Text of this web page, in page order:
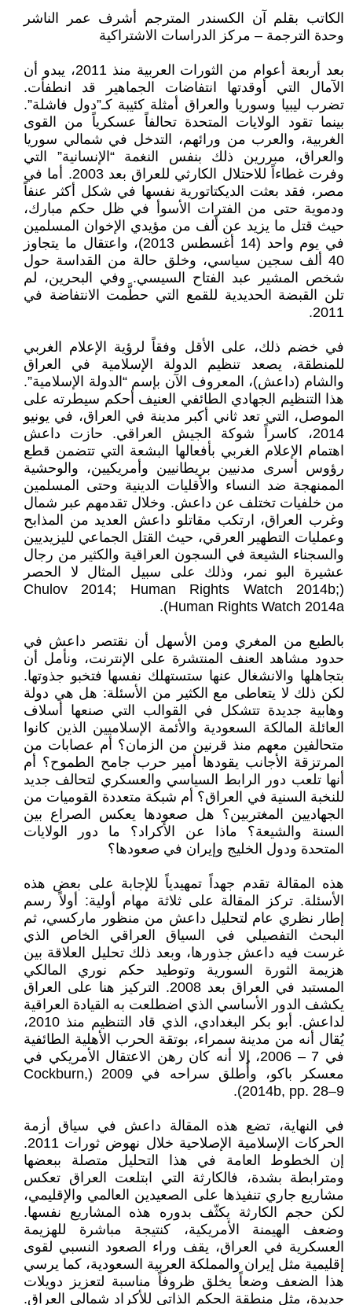
الكاتب بقلم آن الكسندر المترجم أشرف عمر الناشر
وحدة الترجمة – مركز الدراسات الاشتراكية
بعد أربعة أعوام من الثورات العربية منذ 2011، يبدو أن
الآمال التي أوقدتها انتفاضات الجماهير قد انطفأت.
تضرب ليبيا وسوريا والعراق أمثلة كئيبة كـ”دول فاشلة”.
بينما تقود الولايات المتحدة تحالفاً عسكرياً من القوى
الغربية، والعرب من ورائهم، التدخل في شمالي سوريا
والعراق، مبررين ذلك بنفس النغمة “الإنسانية” التي
وفرت غطاءاً للاحتلال الكارثي للعراق بعد 2003. أما في
مصر، فقد بعثت الديكتاتورية نفسها في شكل أكثر عنفاً
ودموية حتى من الفترات الأسوأ في ظل حكم مبارك،
حيث قتل ما يزيد عن ألف من مؤيدي الإخوان المسلمين
في يوم واحد (14 أغسطس 2013)، واعتقال ما يتجاوز
40 ألف سجين سياسي، وخلق حالة من القداسة حول
شخص المشير عبد الفتاح السيسي. وفي البحرين، لم
تلن القبضة الحديدية للقمع التي حطَّمت الانتفاضة في
2011.
في خضم ذلك، على الأقل وفقاً لرؤية الإعلام الغربي
للمنطقة، يصعد تنظيم الدولة الإسلامية في العراق
والشام (داعش)، المعروف الآن بإسم “الدولة الإسلامية”.
هذا التنظيم الجهادي الطائفي العنيف أحكم سيطرته على
الموصل، التي تعد ثاني أكبر مدينة في العراق، في يونيو
2014، كاسراً شوكة الجيش العراقي. حازت داعش
اهتمام الإعلام الغربي بأفعالها البشعة التي تتضمن قطع
رؤوس أسرى مدنيين بريطانيين وأمريكيين، والوحشية
الممنهجة ضد النساء والأقليات الدينية وحتى المسلمين
من خلفيات تختلف عن داعش. وخلال تقدمهم عبر شمال
وغرب العراق، ارتكب مقاتلو داعش العديد من المذابح
وعمليات التطهير العرقي، حيث القتل الجماعي لليزيديين
والسجناء الشيعة في السجون العراقية والكثير من رجال
عشيرة البو نمر، وذلك على سبيل المثال لا الحصر
(Chulov 2014; Human Rights Watch 2014b;
Human Rights Watch 2014a).
بالطبع من المغري ومن الأسهل أن نقتصر داعش في
حدود مشاهد العنف المنتشرة على الإنترنت، ونأمل أن
بتجاهلها والانشغال عنها ستستهلك نفسها فتخبو جذوتها.
لكن ذلك لا يتعاطى مع الكثير من الأسئلة: هل هي دولة
وهابية جديدة تتشكل في القوالب التي صنعها أسلاف
العائلة المالكة السعودية والأئمة الإسلاميين الذين كانوا
متحالفين معهم منذ قرنين من الزمان؟ أم عصابات من
المرتزقة الأجانب يقودها أمير حرب جامح الطموح؟ أم
أنها تلعب دور الرابط السياسي والعسكري لتحالف جديد
للنخبة السنية في العراق؟ أم شبكة متعددة القوميات من
الجهاديين المغتربين؟ هل صعودها يعكس الصراع بين
السنة والشيعة؟ ماذا عن الأكراد؟ ما دور الولايات
المتحدة ودول الخليج وإيران في صعودها؟
هذه المقالة تقدم جهداً تمهيدياً للإجابة على بعض هذه
الأسئلة. تركز المقالة على ثلاثة مهام أولية: أولاً رسم
إطار نظري عام لتحليل داعش من منظور ماركسي، ثم
البحث التفصيلي في السياق العراقي الخاص الذي
غرست فيه داعش جذورها، وبعد ذلك تحليل العلاقة بين
هزيمة الثورة السورية وتوطيد حكم نوري المالكي
المستبد في العراق بعد 2008. التركيز هنا على العراق
يكشف الدور الأساسي الذي اضطلعت به القيادة العراقية
لداعش. أبو بكر البغدادي، الذي قاد التنظيم منذ 2010،
يُقال أنه من مدينة سمراء، بوتقة الحرب الأهلية الطائفية
في 7 – 2006، إلا أنه كان رهن الاعتقال الأمريكي في
معسكر باكو، وأُطلق سراحه في 2009 (Cockburn,
2014b, pp. 28–9).
في النهاية، تضع هذه المقالة داعش في سياق أزمة
الحركات الإسلامية الإصلاحية خلال نهوض ثورات 2011.
إن الخطوط العامة في هذا التحليل متصلة ببعضها
ومترابطة بشدة، فالكارثة التي ابتلعت العراق تعكس
مشاريع جاري تنفيذها على الصعيدين العالمي والإقليمي،
لكن حجم الكارثة يكثّف بدوره هذه المشاريع نفسها.
وضعف الهيمنة الأمريكية، كنتيجة مباشرة للهزيمة
العسكرية في العراق، يقف وراء الصعود النسبي لقوى
إقليمية مثل إيران والمملكة العربية السعودية، كما يرسي
هذا الضعف وضعاً يخلق ظروفاً مناسبة لتعزيز دويلات
جديدة، مثل منطقة الحكم الذاتي للأكراد شمالي العراق.